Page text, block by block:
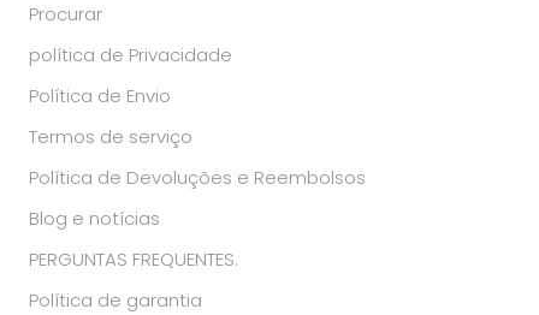
Procurar
política de Privacidade
Política de Envio
Termos de serviço
Política de Devoluções e Reembolsos
Blog e notícias
PERGUNTAS FREQUENTES.
Política de garantia